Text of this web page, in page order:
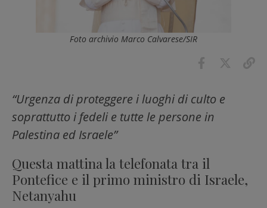
Foto archivio Marco Calvarese/SIR
“Urgenza di proteggere i luoghi di culto e
soprattutto i fedeli e tutte le persone in
Palestina ed Israele”
Questa mattina la telefonata tra il
Pontefice e il primo ministro di Israele,
Netanyahu